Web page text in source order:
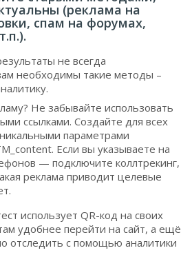
(реклама на
спам на форумах,
не всегда
необходимы такие методы –
Не забывайте использовать
ссылками. Создайте для всех
параметрами
Если вы указываете на
— подключите коллтрекинг,
реклама приводит целевые